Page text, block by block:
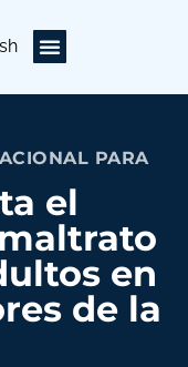
PARA
el
en
de la